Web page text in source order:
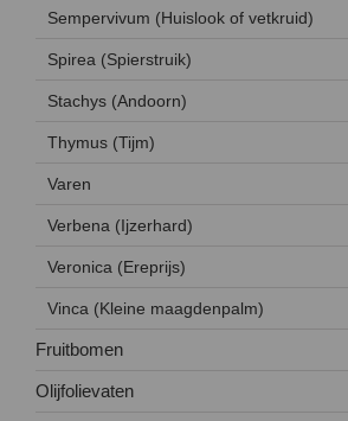
Sempervivum (Huislook of vetkruid)
Spirea (Spierstruik)
Stachys (Andoorn)
Thymus (Tijm)
Varen
Verbena (Ijzerhard)
Veronica (Ereprijs)
Vinca (Kleine maagdenpalm)
Fruitbomen
Olijfolievaten